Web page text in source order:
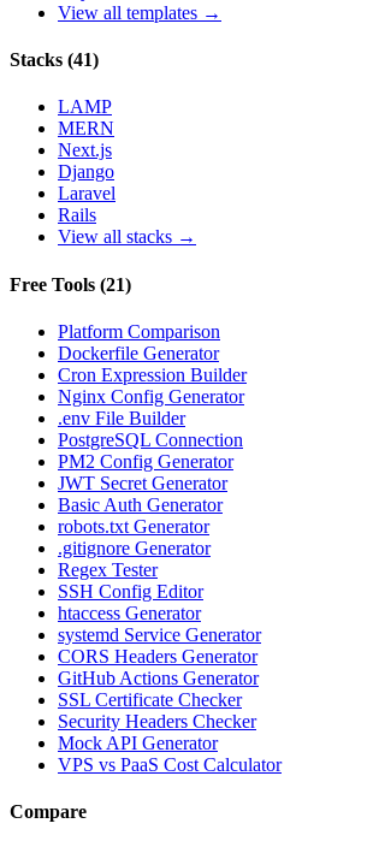
View all templates →
Stacks (41)
LAMP
MERN
Next.js
Django
Laravel
Rails
View all stacks →
Free Tools (21)
Platform Comparison
Dockerfile Generator
Cron Expression Builder
Nginx Config Generator
.env File Builder
PostgreSQL Connection
PM2 Config Generator
JWT Secret Generator
Basic Auth Generator
robots.txt Generator
.gitignore Generator
Regex Tester
SSH Config Editor
htaccess Generator
systemd Service Generator
CORS Headers Generator
GitHub Actions Generator
SSL Certificate Checker
Security Headers Checker
Mock API Generator
VPS vs PaaS Cost Calculator
Compare